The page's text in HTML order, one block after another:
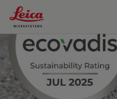
Leica Microsystems Logo